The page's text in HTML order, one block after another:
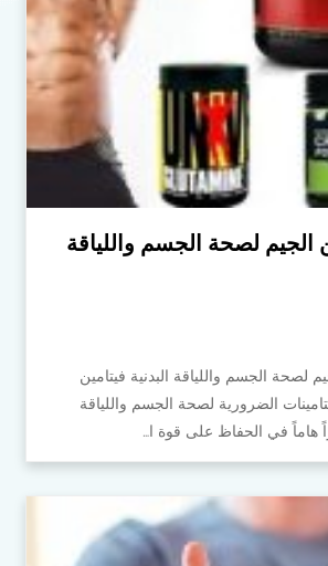
الجيم لصحة الجسم واللياقة
لصحة الجسم واللياقة البدنية فيتامين
الضرورية لصحة الجسم واللياقة
هاماً في الحفاظ على قوة ا…